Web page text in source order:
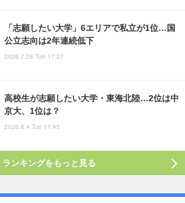
「志願したい大学」6エリアで私立が1位…国
公立志向は2年連続低下
2026.7.28 Tue 17:27
高校生が志願したい大学・東海北陸…2位は中
京大、1位は？
2026.8.4 Tue 11:45
ランキングをもっと見る